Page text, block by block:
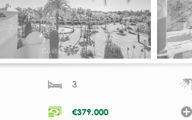
3
€379.000